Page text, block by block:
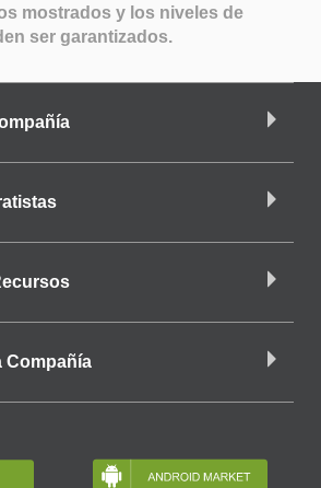
mostrados y los niveles de
ser garantizados.
Compañía